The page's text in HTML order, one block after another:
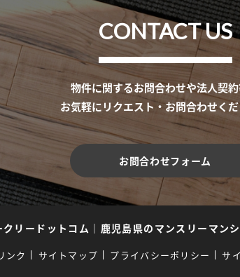
CONTACT US
物件に関するお問合わせや法人契約
お気軽にリクエスト・お問合わせくだ
お問合わせフォーム
リードットコム ｜ 鹿児島県のマンスリーマン
ンク サイトマップ プライバシーポリシー サ